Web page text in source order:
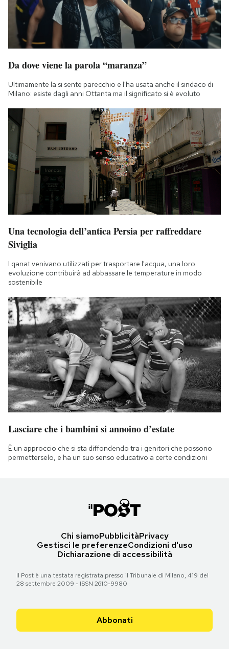
Da dove viene la parola “maranza”
Ultimamente la si sente parecchio e l'ha usata anche il sindaco di
Milano: esiste dagli anni Ottanta ma il significato si è evoluto
Una tecnologia dell’antica Persia per raffreddare
Siviglia
I qanat venivano utilizzati per trasportare l'acqua, una loro
evoluzione contribuirà ad abbassare le temperature in modo
sostenibile
Lasciare che i bambini si annoino d’estate
È un approccio che si sta diffondendo tra i genitori che possono
permetterselo, e ha un suo senso educativo a certe condizioni
Chi siamoPubblicitàPrivacy
Gestisci le preferenzeCondizioni d'uso
Dichiarazione di accessibilità
Il Post è una testata registrata presso il Tribunale di Milano, 419 del
28 settembre 2009 - ISSN 2610-9980
Abbonati